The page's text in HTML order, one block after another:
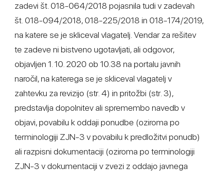
zadevi št. 018-064/2018 pojasnila tudi v zadevah
št. 018-094/2018, 018-225/2018 in 018-174/2019,
na katere se je skliceval vlagatelj. Vendar za rešitev
te zadeve ni bistveno ugotavljati, ali odgovor,
objavljen 1. 10. 2020 ob 10.38 na portalu javnih
naročil, na katerega se je skliceval vlagatelj v
zahtevku za revizijo (str. 4) in pritožbi (str. 3),
predstavlja dopolnitev ali spremembo navedb v
objavi, povabilu k oddaji ponudbe (oziroma po
terminologiji ZJN-3 v povabilu k predložitvi ponudb)
ali razpisni dokumentaciji (oziroma po terminologiji
ZJN-3 v dokumentaciji v zvezi z oddajo javnega